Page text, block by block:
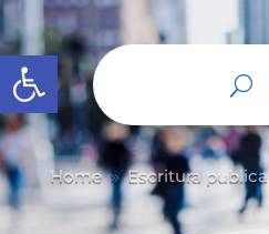
Abrir barra de herramientas
Home 9 Escritura publica